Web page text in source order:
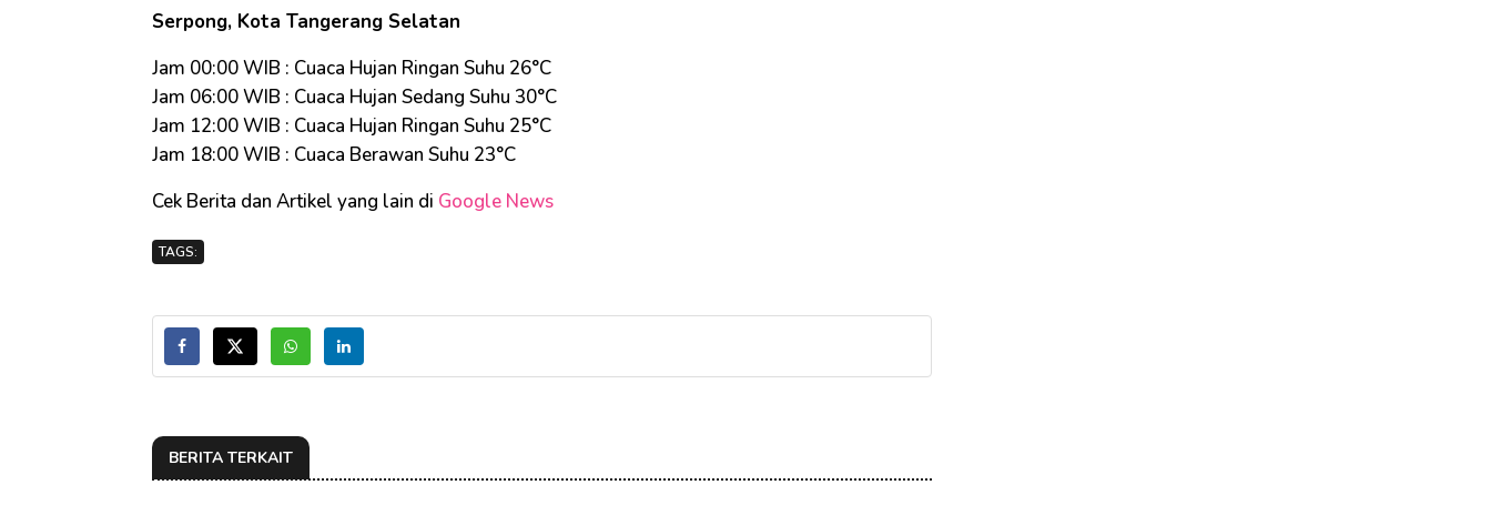
Serpong, Kota Tangerang Selatan
Jam 00:00 WIB : Cuaca Hujan Ringan Suhu 26°C
Jam 06:00 WIB : Cuaca Hujan Sedang Suhu 30°C
Jam 12:00 WIB : Cuaca Hujan Ringan Suhu 25°C
Jam 18:00 WIB : Cuaca Berawan Suhu 23°C
Cek Berita dan Artikel yang lain di Google News
TAGS:
BERITA TERKAIT